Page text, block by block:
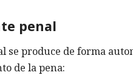
penal
se produce de forma
de la pena: